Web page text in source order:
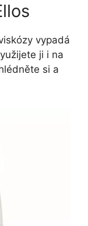
vypadá
ji i na
si a